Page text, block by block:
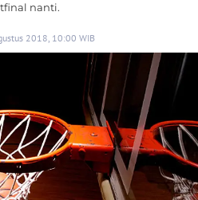
nanti.
2018, 10:00 WIB